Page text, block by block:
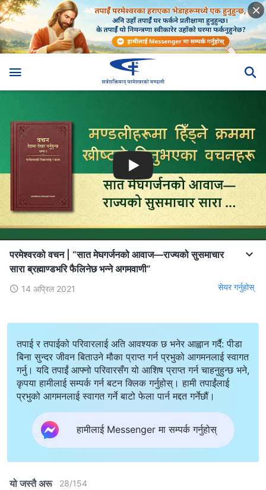
परमेश्‍वरको वचन | “सात मेघगर्जनको आवाज—राज्यको सुसमाचार
सारा ब्रह्माण्डभरि फैलिनेछ भन्‍ने अगमवाणी”
14 अप्रिल 2021 सेयर गर्नुहोस्
तपाई र तपाईको परिवारलाई अति आवश्यक छ भनेर आह्वान गर्दै: पीडा
बिना सुन्दर जीवन बिताउने मौका प्राप्त गर्न प्रभुको आगमनलाई स्वागत
गर्नु। यदि तपाईं आफ्नो परिवारसँग यो आशिष प्राप्त गर्न चाहनुहुन्छ भने,
कृपया हामीलाई सम्पर्क गर्न बटन क्लिक गर्नुहोस्। हामी तपाईंलाई
प्रभुको आगमनलाई स्वागत गर्ने बाटो फेला पार्न मद्दत गर्नेछौं।
हामीलाई Messenger मा सम्पर्क गर्नुहोस्
यो जस्तै अरू 28/154